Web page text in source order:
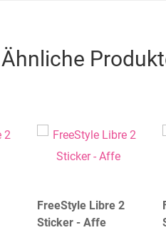
Ähnliche
FreeStyle Libre 2
Sticker - Affe